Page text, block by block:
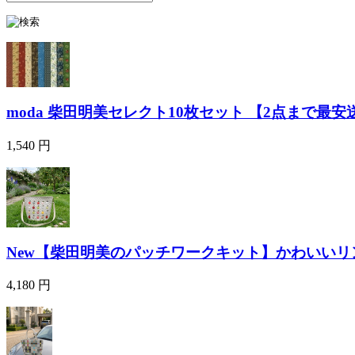
moda 柴田明美セレクト10枚セット 【2点まで最安
1,540 円
New【柴田明美のパッチワークキット】かわいい
4,180 円